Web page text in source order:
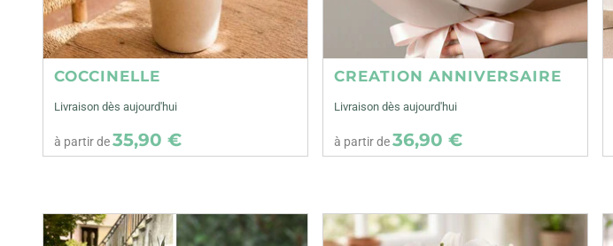
COCCINELLE
Livraison dès aujourd'hui
à partir de35,90 €
CREATION ANNIVERSAIRE
Livraison dès aujourd'hui
à partir de36,90 €